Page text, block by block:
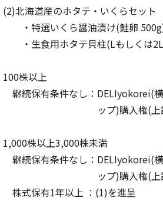
(2)北海道産のホタテ・いくらセット
・特選いくら醤油漬け(鮭卵
・生食用ホタテ貝柱(Lもしくは2L
100株以上
継続保有条件なし：DELIyokorei(横
ップ)購入権(上記
1,000株以上3,000株未満
継続保有条件なし：DELIyokorei(横
ップ)購入権(上記
株式保有1年以上 ：(1)を進呈